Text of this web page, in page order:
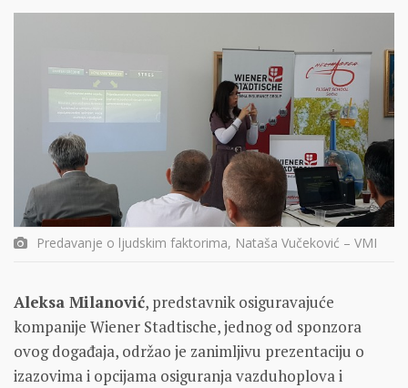
Predavanje o ljudskim faktorima, Nataša Vučeković – VMI
Aleksa Milanović, predstavnik osiguravajuće
kompanije Wiener Stadtische, jednog od sponzora
ovog događaja, održao je zanimljivu prezentaciju o
izazovima i opcijama osiguranja vazduhoplova i